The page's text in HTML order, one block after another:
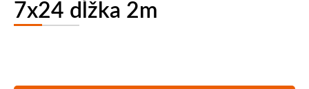
7x24 dĺžka 2m